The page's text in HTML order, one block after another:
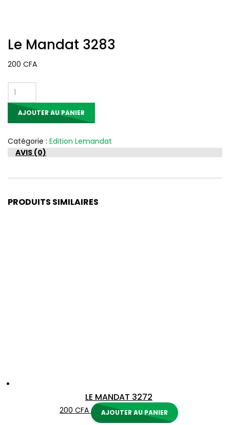
Le Mandat 3283
200 CFA
quantité
de
3283
AJOUTER AU PANIER
Catégorie : Edition Lemandat
AVIS (0)
PRODUITS SIMILAIRES
LE MANDAT 3272
200 CFA AJOUTER AU PANIER